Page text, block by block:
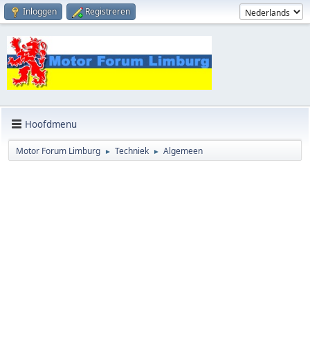
Inloggen Registreren
Hoofdmenu
Motor Forum Limburg ► Techniek ► Algemeen